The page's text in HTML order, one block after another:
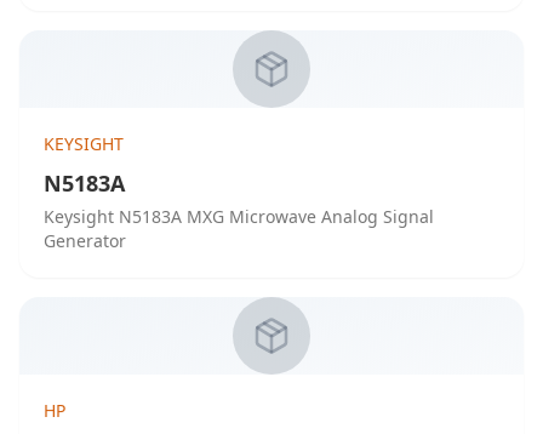
KEYSIGHT
N5183A
Keysight N5183A MXG Microwave Analog Signal
Generator
HP